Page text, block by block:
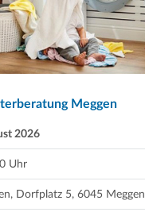
Meggen
2026
Uhr
Dorfplatz 5, 6045 Meggen